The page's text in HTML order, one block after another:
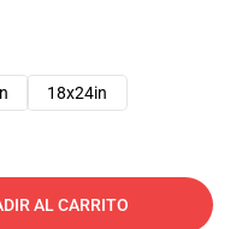
18x24in
AL CARRITO